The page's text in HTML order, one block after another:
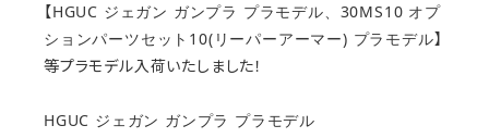
【HGUC ジェガン ガンプラ プラモデル、 30MS10 オプ
ションパーツセット10(リーパーアーマー) プラモデル】
等プラモデル入荷いたしました！
HGUC ジェガン ガンプラ プラモデル